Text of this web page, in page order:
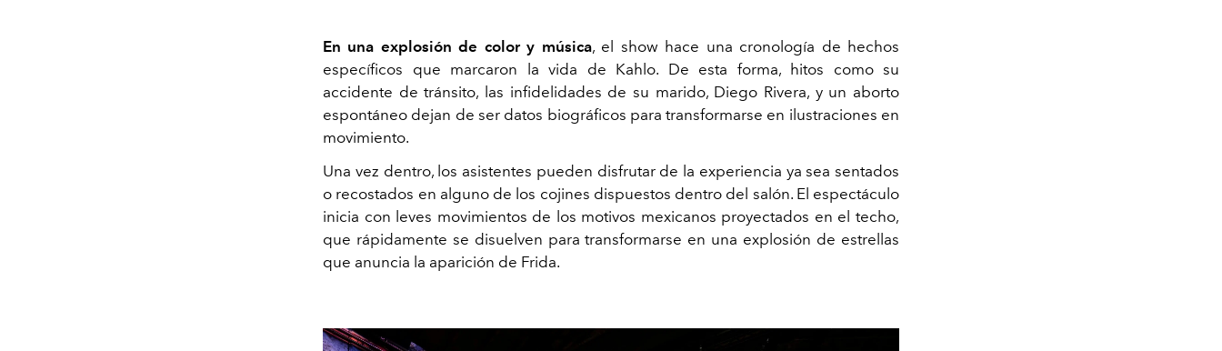
En una explosión de color y música, el show hace una cronología de hechos
específicos que marcaron la vida de Kahlo. De esta forma, hitos como su
accidente de tránsito, las infidelidades de su marido, Diego Rivera, y un aborto
espontáneo dejan de ser datos biográficos para transformarse en ilustraciones en
movimiento.
Una vez dentro, los asistentes pueden disfrutar de la experiencia ya sea sentados
o recostados en alguno de los cojines dispuestos dentro del salón. El espectáculo
inicia con leves movimientos de los motivos mexicanos proyectados en el techo,
que rápidamente se disuelven para transformarse en una explosión de estrellas
que anuncia la aparición de Frida.